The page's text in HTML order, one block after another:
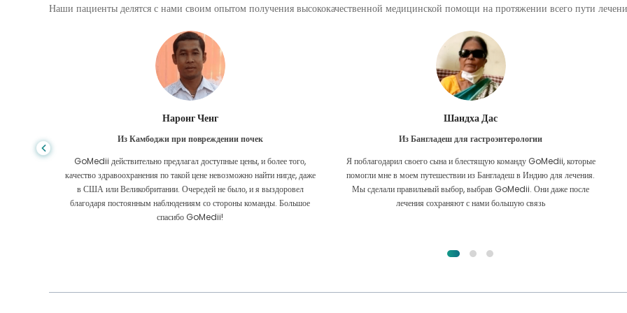
Наши пациенты делятся с нами своим опытом получения высококачественной медицинской помощи на протяжении всего пути
Шандха Дас
Из Бангладеш для гастроэнтерологии
Я поблагодарил своего сына и блестящую команду GoMedii, которые
помогли мне в моем путешествии из Бангладеш в Индию для лечения.
Мы сделали правильный выбор, выбрав GoMedii. Они даже после
лечения сохраняют с нами большую связь
Фурканул Ислам
Из Бангладеш для пересадки почки
Я всецело надеялся, что смогу получить какое-либо лечение моей
проблемы с почками. Это было только после того, как я по милости
Аллаха наткнулся на GoMedii и связался с ними.